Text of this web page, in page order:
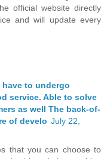
official website directly
and will update every
to undergo
service. Able to solve
as well The back-of-
of develo July 22,
that you can choose to